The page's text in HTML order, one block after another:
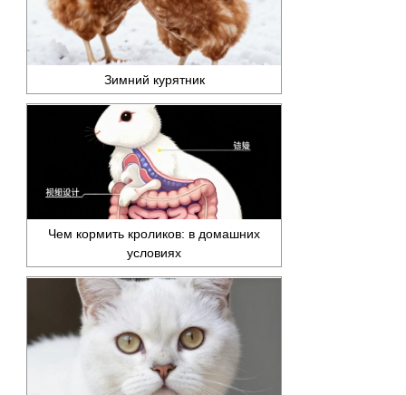
Зимний курятник
Чем кормить кроликов: в домашних
условиях